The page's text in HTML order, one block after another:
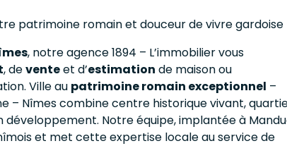
patrimoine romain et douceur de vivre gardoise
, notre agence 1894 – L’immobilier vous
, deventeet d’estimation de maison ou
Ville au patrimoine romain exceptionnel –
– Nîmes combine centre historique vivant,
Notre équipe, implantée à
et met cette expertise locale au service de